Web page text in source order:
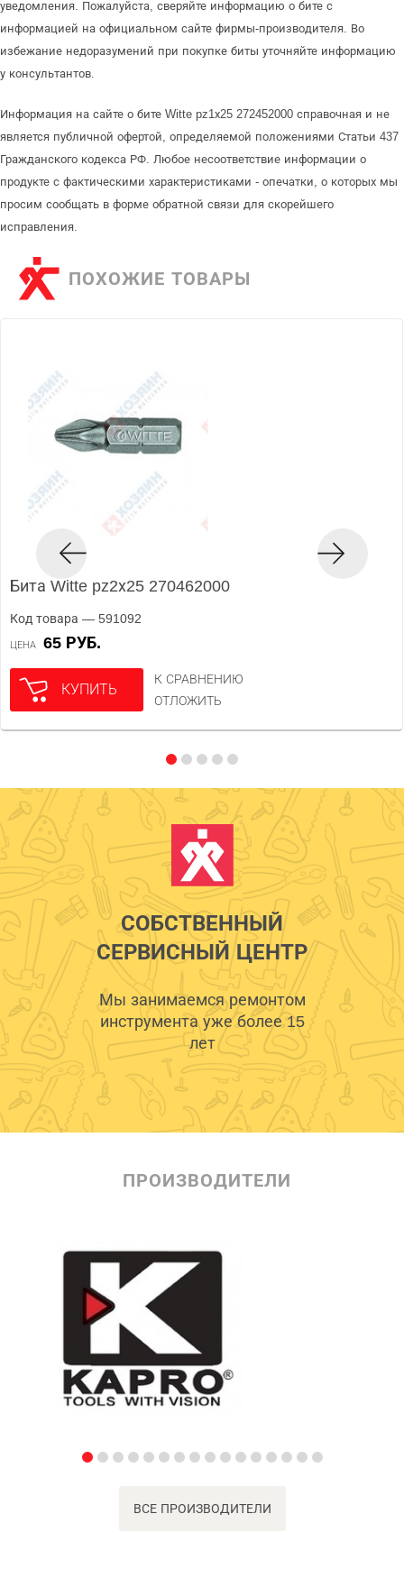
уведомления. Пожалуйста, сверяйте информацию о бите с
информацией на официальном сайте фирмы-производителя. Во
избежание недоразумений при покупке биты уточняйте информацию
у консультантов.
Информация на сайте о бите Witte pz1х25 272452000 справочная и не
является публичной офертой, определяемой положениями Статьи 437
Гражданского кодекса РФ. Любое несоответствие информации о
продукте с фактическими характеристиками - опечатки, о которых мы
просим сообщать в форме обратной связи для скорейшего
исправления.
ПОХОЖИЕ ТОВАРЫ
Бита Witte pz2х25 270462000
Код товара — 591092
ЦЕНА 65 РУБ.
КУПИТЬ
К СРАВНЕНИЮ
ОТЛОЖИТЬ
СОБСТВЕННЫЙ
СЕРВИСНЫЙ ЦЕНТР
Мы занимаемся ремонтом
инструмента уже более 15
лет
ПРОИЗВОДИТЕЛИ
ВСЕ ПРОИЗВОДИТЕЛИ